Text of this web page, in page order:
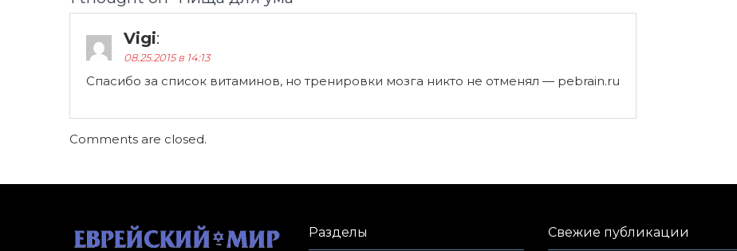
Vigi:
08.25.2015 в 14:13
Спасибо за список витаминов, но тренировки мозга никто не отменял — pebrain.ru
Comments are closed.
Разделы Свежие публикации